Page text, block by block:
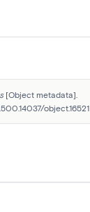
[Object metadata].
object.16521